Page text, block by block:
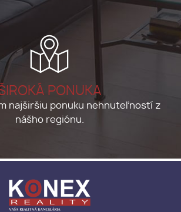
PONUKA
najširšiu ponuku nehnuteľností z
nášho regiónu.